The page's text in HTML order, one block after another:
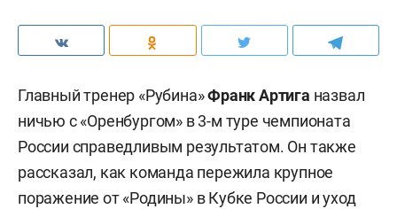
Главный тренер «Рубина»Франк Артига назвал
ничью с «Оренбургом» в 3-м туре чемпионата
России справедливым результатом. Он также
рассказал, как команда пережила крупное
поражение от «Родины» в Кубке России и уход